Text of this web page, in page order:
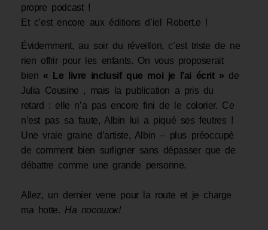
propre podcast !
Et c’est encore aux éditions d’iel Robert.e !
Évidemment, au soir du réveillon, c’est triste de ne
rien offrir pour les enfants. On vous proposerait
bien « Le livre inclusif que moi je l’ai écrit » de
Julia Cousine , mais la publication a pris du
retard : elle n’a pas encore fini de le colorier. Ce
n’est pas sa faute, Albin lui a piqué ses feutres !
Une vraie graine d’artiste, Albin – plus préoccupé
de comment bien surligner sans dépasser que de
débattre comme une grande personne.
Allez, un dernier verre pour la route et je charge
ma hotte. На посошок!